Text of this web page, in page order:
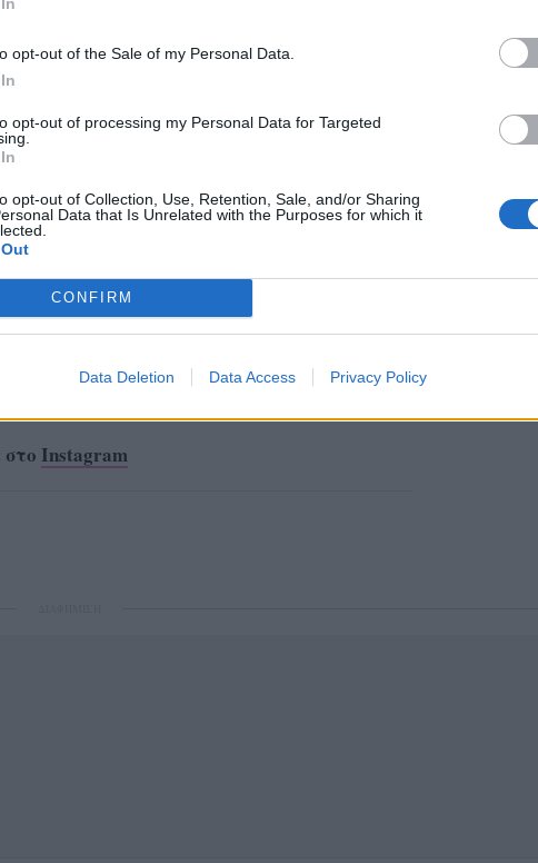
opt-out of the Sale of my Personal Data.
opt-out of processing my Personal Data for Targeted
opt-out of Collection, Use, Retention, Sale, and/or Sharing
Data that Is Unrelated with the Purposes for which it
CONFIRM
Data Deletion Data Access Privacy Policy
Google Newsκαι μάθετε πρώτοιτα πιο hot
Instagram